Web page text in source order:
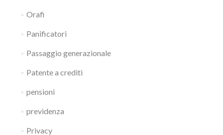
Orafi
Panificatori
Passaggio generazionale
Patente a crediti
pensioni
previdenza
Privacy